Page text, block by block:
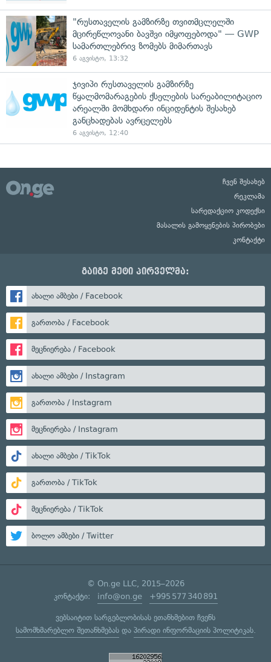
"რუსთაველის გამზირზე თვითმცლელში
მცირეწლოვანი ბავშვი იმყოფებოდა" — GWP
სამართლებრივ ზომებს მიმართავს
6 აგვისტო, 13:32
ჯივიპი რუსთაველის გამზირზე
წყალმომარაგების ქსელების სარეაბილიტაციო
არეალში მომხდარი ინციდენტის შესახებ
განცხადებას ავრცელებს
6 აგვისტო, 12:40
ჩვენ შესახებ
რეკლამა
სარედაქციო კოდექსი
მასალის გამოყენების პირობები
კონტაქტი
გაიგე მეტი პირველმა:
ახალი ამბები / Facebook
გართობა / Facebook
მეცნიერება / Facebook
ახალი ამბები / Instagram
გართობა / Instagram
მეცნიერება / Instagram
ახალი ამბები / TikTok
გართობა / TikTok
მეცნიერება / TikTok
ბოლო ამბები / Twitter
© On.ge LLC, 2015–2026
კონტაქტი: info@on.ge +995 577 340 891
ვებსაიტით სარგებლობისას ეთანხმებით ჩვენს
სამომხმარებლო შეთანხმებასდა პირადი ინფორმაციის პოლიტიკას.